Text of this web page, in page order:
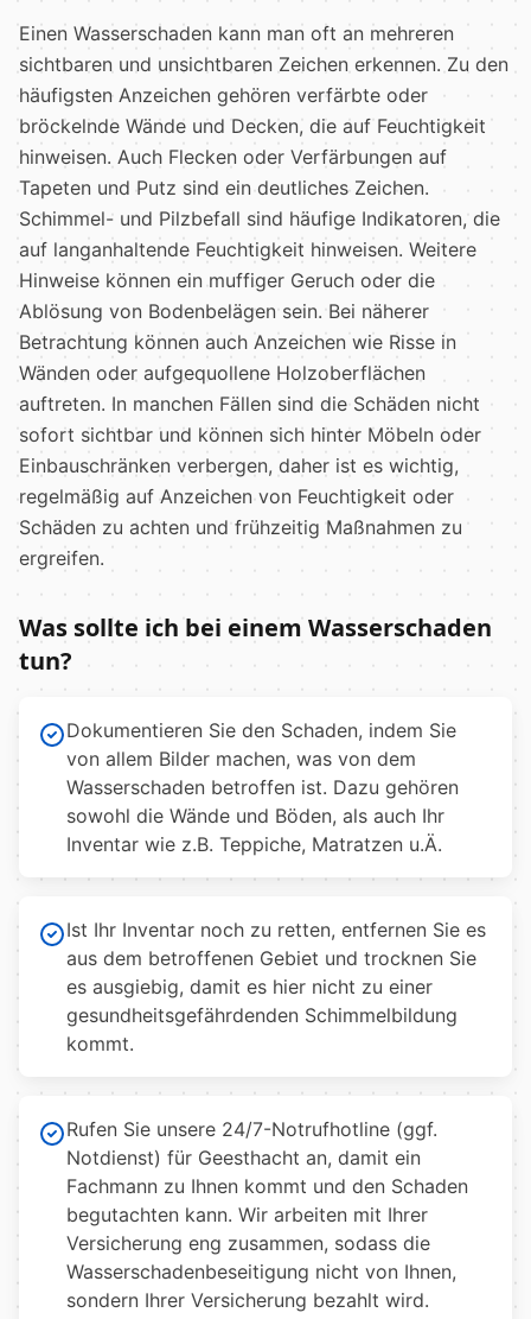
Einen Wasserschaden kann man oft an mehreren
sichtbaren und unsichtbaren Zeichen erkennen. Zu den
häufigsten Anzeichen gehören verfärbte oder
bröckelnde Wände und Decken, die auf Feuchtigkeit
hinweisen. Auch Flecken oder Verfärbungen auf
Tapeten und Putz sind ein deutliches Zeichen.
Schimmel- und Pilzbefall sind häufige Indikatoren, die
auf langanhaltende Feuchtigkeit hinweisen. Weitere
Hinweise können ein muffiger Geruch oder die
Ablösung von Bodenbelägen sein. Bei näherer
Betrachtung können auch Anzeichen wie Risse in
Wänden oder aufgequollene Holzoberflächen
auftreten. In manchen Fällen sind die Schäden nicht
sofort sichtbar und können sich hinter Möbeln oder
Einbauschränken verbergen, daher ist es wichtig,
regelmäßig auf Anzeichen von Feuchtigkeit oder
Schäden zu achten und frühzeitig Maßnahmen zu
ergreifen.
Was sollte ich bei einem Wasserschaden
tun?
Dokumentieren Sie den Schaden, indem Sie
von allem Bilder machen, was von dem
Wasserschaden betroffen ist. Dazu gehören
sowohl die Wände und Böden, als auch Ihr
Inventar wie z.B. Teppiche, Matratzen u.Ä.
Ist Ihr Inventar noch zu retten, entfernen Sie es
aus dem betroffenen Gebiet und trocknen Sie
es ausgiebig, damit es hier nicht zu einer
gesundheitsgefährdenden Schimmelbildung
kommt.
Rufen Sie unsere 24/7-Notrufhotline (ggf.
Notdienst) für Geesthacht an, damit ein
Fachmann zu Ihnen kommt und den Schaden
begutachten kann. Wir arbeiten mit Ihrer
Versicherung eng zusammen, sodass die
Wasserschadenbeseitigung nicht von Ihnen,
sondern Ihrer Versicherung bezahlt wird.